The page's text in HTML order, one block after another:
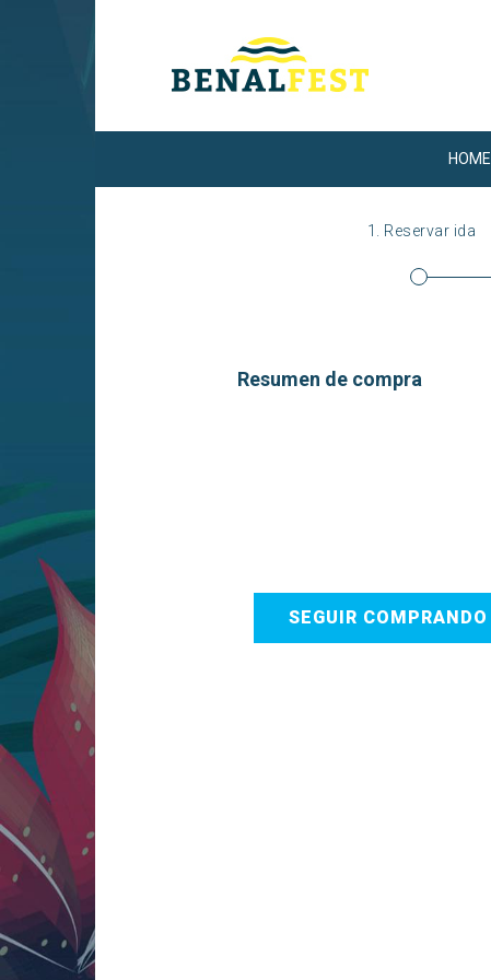
HOME
1. Reservar ida
Resumen de compra
SEGUIR COMPRANDO